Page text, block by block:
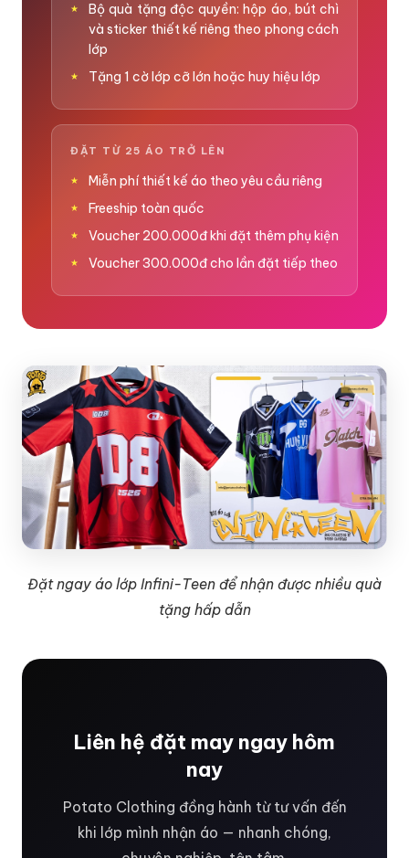
Bộ quà tặng độc quyền: hộp áo, bút chì
và sticker thiết kế riêng theo phong cách
lớp
Tặng 1 cờ lớp cỡ lớn hoặc huy hiệu lớp
ĐẶT TỪ 25 ÁO TRỞ LÊN
Miễn phí thiết kế áo theo yêu cầu riêng
Freeship toàn quốc
Voucher 200.000đ khi đặt thêm phụ kiện
Voucher 300.000đ cho lần đặt tiếp theo
Đặt ngay áo lớp Infini-Teen để nhận được nhiều quà
tặng hấp dẫn
Liên hệ đặt may ngay hôm
nay
Potato Clothing đồng hành từ tư vấn đến
khi lớp mình nhận áo — nhanh chóng,